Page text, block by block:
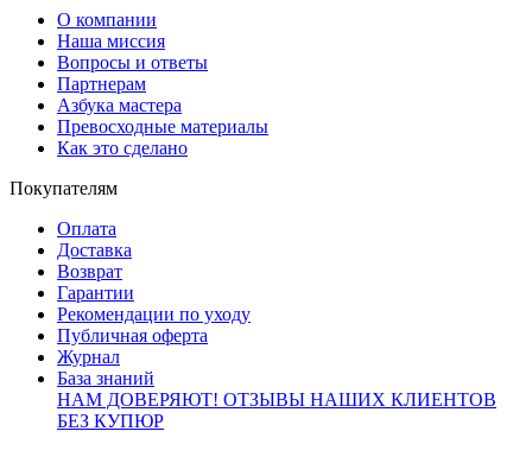
О компании
Наша миссия
Вопросы и ответы
Партнерам
Азбука мастера
Превосходные материалы
Как это сделано
Покупателям
Оплата
Доставка
Возврат
Гарантии
Рекомендации по уходу
Публичная оферта
Журнал
База знаний
НАМ ДОВЕРЯЮТ! ОТЗЫВЫ НАШИХ КЛИЕНТОВ
БЕЗ КУПЮР